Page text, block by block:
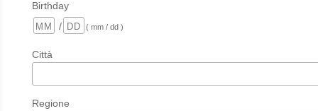
Birthday
/
( mm / dd )
Città
Regione